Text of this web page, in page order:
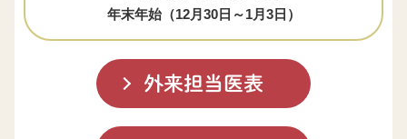
年末年始（12月30日～1月3日）
外来担当医表